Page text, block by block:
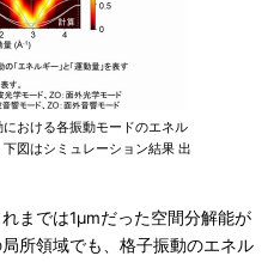
おける各振動モードのエネル
図はシミュレーション結果 出
までは1μmだった空間分解能が
所領域でも、格子振動のエネル